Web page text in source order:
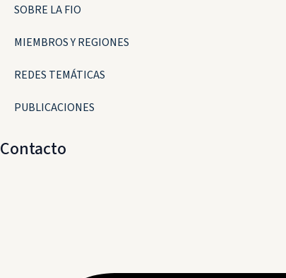
SOBRE LA FIO
MIEMBROS Y REGIONES
REDES TEMÁTICAS
PUBLICACIONES
Contacto